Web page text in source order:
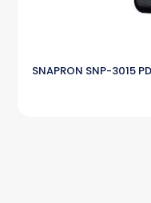
SNAPRON SNP-3015